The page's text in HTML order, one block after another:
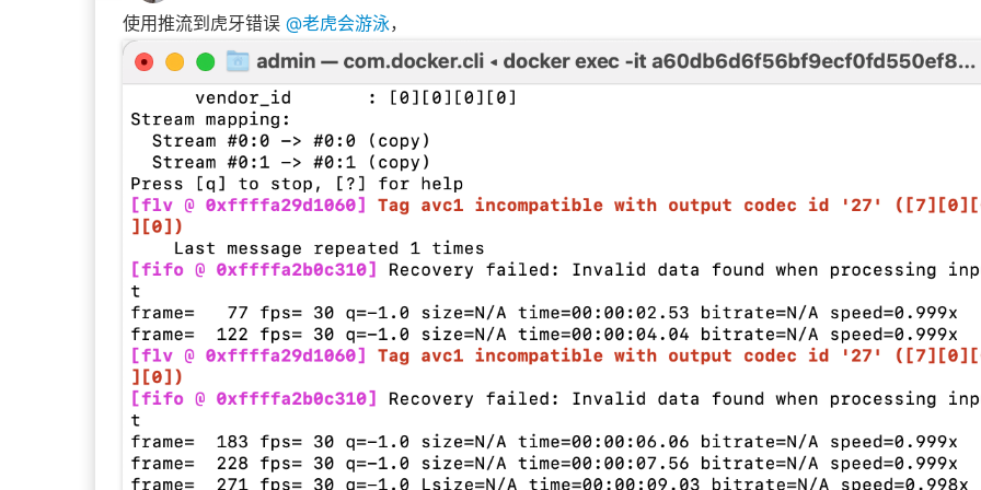
所有观看地址（按可靠程度排序，flv最不可靠，可能会卡住，不推荐；如果是远程观看，
RTMP (推荐，可用VLC观看): rtmp://localhost/live/livestream
H5(HLS):http://localhost:8080/live/livestream.m3u8
H5(WebRTC，需要SRS4): webrtc://localhost/live/livestream
H5(HTTP-FLV):
http://localhost:8080/live/livestream.flv
推多个流到自建服务器
把推流地址
第一个终端里执行：
while true; do ffmpeg -re -i 'http://cctvalih5ca.v.myalicdn.com/live/cctv13_2/index.m3u8' -f flv
calhost/live/cctv13'
第二个终端里执行：
使用推流到虎牙错误 @老虎会游泳，